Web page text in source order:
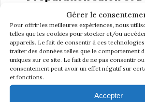
Gérer le
Pour offrir les meilleures expériences, nous
telles que les cookies pour stocker et/ou
appareils. Le fait de consentir à ces
traiter des données telles que le comportement
uniques sur ce site. Le fait de ne pas consentir
consentement peut avoir un effet négatif sur
et fonctions.
Accepter
Nouveau